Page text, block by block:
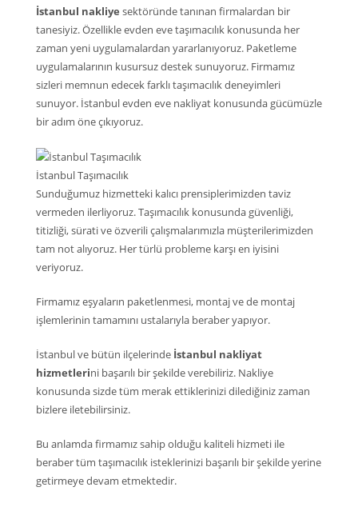
İstanbul nakliye sektöründe tanınan firmalardan bir
tanesiyiz. Özellikle evden eve taşımacılık konusunda her
zaman yeni uygulamalardan yararlanıyoruz. Paketleme
uygulamalarının kusursuz destek sunuyoruz. Firmamız
sizleri memnun edecek farklı taşımacılık deneyimleri
sunuyor. İstanbul evden eve nakliyat konusunda gücümüzle
bir adım öne çıkıyoruz.
İstanbul Taşımacılık
Sunduğumuz hizmetteki kalıcı prensiplerimizden taviz
vermeden ilerliyoruz. Taşımacılık konusunda güvenliği,
titizliği, sürati ve özverili çalışmalarımızla müşterilerimizden
tam not alıyoruz. Her türlü probleme karşı en iyisini
veriyoruz.
Firmamız eşyaların paketlenmesi, montaj ve de montaj
işlemlerinin tamamını ustalarıyla beraber yapıyor.
İstanbul ve bütün ilçelerinde İstanbul nakliyat
hizmetlerini başarılı bir şekilde verebiliriz. Nakliye
konusunda sizde tüm merak ettiklerinizi dilediğiniz zaman
bizlere iletebilirsiniz.
Bu anlamda firmamız sahip olduğu kaliteli hizmeti ile
beraber tüm taşımacılık isteklerinizi başarılı bir şekilde yerine
getirmeye devam etmektedir.